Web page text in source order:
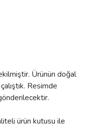
Ürünün doğal
Resimde
ürün kutusu ile